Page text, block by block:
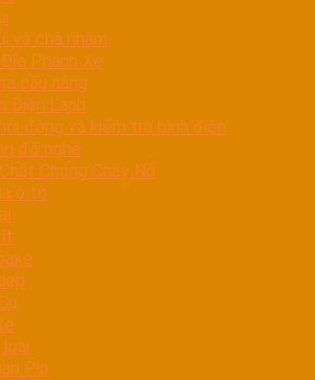
và chà nhám
Phanh Xe
cầu nâng
Điện Lạnh
động và kiểm tra bình điện
đồ nghề
Chống Cháy Nổ
ô tô
Pin